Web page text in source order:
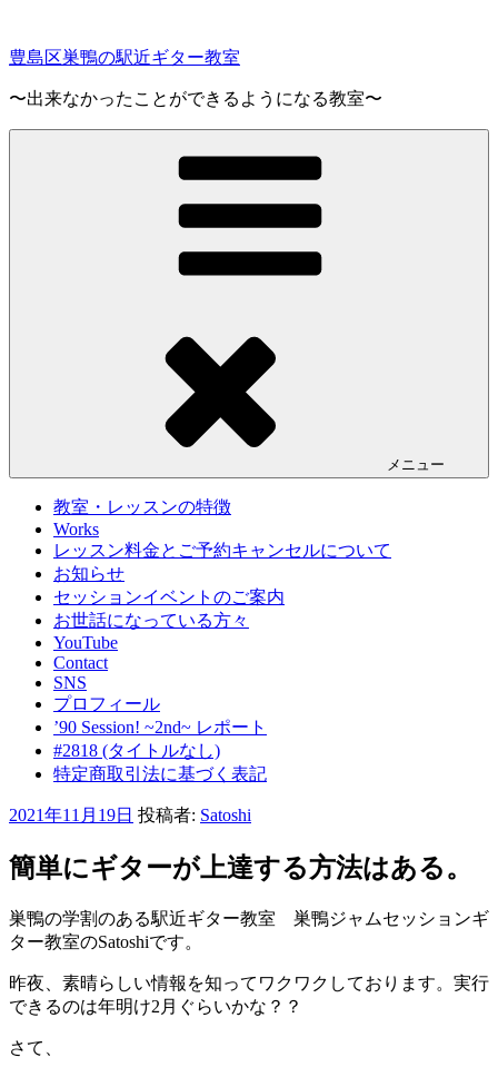
テ
へ
豊島区巣鴨の駅近ギター教室
〜出来なかったことができるようになる教室〜
メニュー
教室・レッスンの特徴
Works
レッスン料金とご予約キャンセルについて
お知らせ
セッションイベントのご案内
お世話になっている方々
YouTube
Contact
SNS
プロフィール
’90 Session! ~2nd~ レポート
#2818 (タイトルなし)
特定商取引法に基づく表記
投
日:
2021年11月19日 投稿者: Satoshi
簡単にギターが上達する方法はある。
巣鴨の学割のある駅近ギター教室 巣鴨ジャムセッションギ
ター教室のSatoshiです。
昨夜、素晴らしい情報を知ってワクワクしております。実行
できるのは年明け2月ぐらいかな？？
さて、